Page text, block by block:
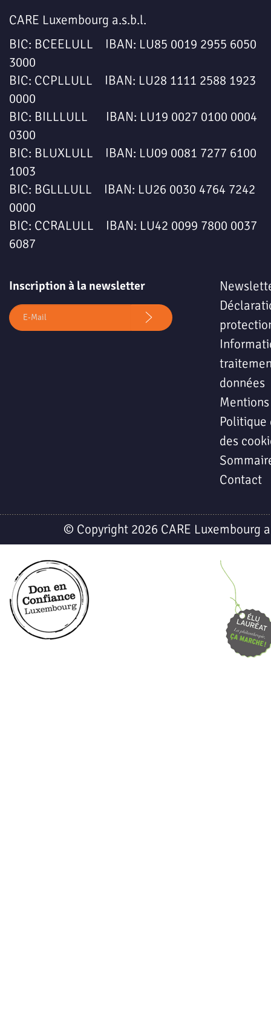
CARE Luxembourg a.s.b.l.
BIC: BCEELULL IBAN: LU85 0019 2955 6050
3000
BIC: CCPLLULL IBAN: LU28 1111 2588 1923
0000
BIC: BILLLULL IBAN: LU19 0027 0100 0004
0300
BIC: BLUXLULL IBAN: LU09 0081 7277 6100
1003
BIC: BGLLLULL IBAN: LU26 0030 4764 7242
0000
BIC: CCRALULL IBAN: LU42 0099 7800 0037
6087
Inscription à la newsletter
données
Politique
des
Contact
© Copyright 2026 CARE Luxembourg